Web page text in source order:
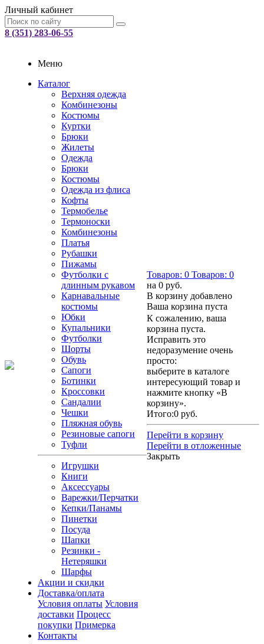
Личный кабинет
8 (351) 283-06-55
Меню
Каталог
Верхняя одежда
Комбинезоны
Костюмы
Куртки
Брюки
Жилеты
Одежда
Брюки
Костюмы
Одежда из флиса
Кофты
Термобелье
Термоноски
Комбинезоны
Платья
Рубашки
Пижамы
Футболки с
длинным рукавом
Карнавальные
костюмы
Юбки
Купальники
Футболки
Шорты
Обувь
Сапоги
Ботинки
Кроссовки
Сандалии
Чешки
Пляжная обувь
Резиновые сапоги
Туфли
Игрушки
Книги
Аксессуары
Варежки/Перчатки
Кепки/Панамы
Пинетки
Посуда
Шапки
Резинки -
Нетеряшки
Шарфы
Акции и скидки
Доставка/оплата
Условия оплаты Условия
доставки Процесс
покупки Примерка
Контакты
Товаров: 0 Товаров: 0
на 0 руб.
В корзину добавлено
Ваша корзина пуста
К сожалению, ваша
корзина пуста.
Исправить это
недоразумение очень
просто:
выберите в каталоге
интересующий товар и
нажмите кнопку «В
корзину».
Итого:0 руб.
Перейти в корзину
Перейти в отложенные
Закрыть